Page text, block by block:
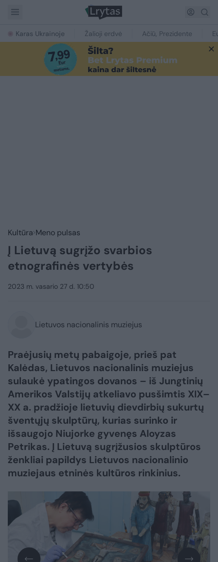
Karas Ukrainoje Žalioji erdvė Ačiū, Prezidente
Kultūra Meno pulsas
Į Lietuvą sugrįžo svarbios
etnografinės vertybės
2023 m. vasario 27 d. 10:50
Lietuvos nacionalinis muziejus
Praėjusių metų pabaigoje, prieš pat
Kalėdas, Lietuvos nacionalinis muziejus
sulaukė ypatingos dovanos – iš Jungtinių
Amerikos Valstijų atkeliavo pusšimtis XIX–
XX a. pradžioje lietuvių dievdirbių sukurtų
šventųjų skulptūrų, kurias surinko ir
išsaugojo Niujorke gyvenęs Aloyzas
Petrikas. Į Lietuvą sugrįžusios skulptūros
ženkliai papildys Lietuvos nacionalinio
muziejaus etninės kultūros rinkinius.